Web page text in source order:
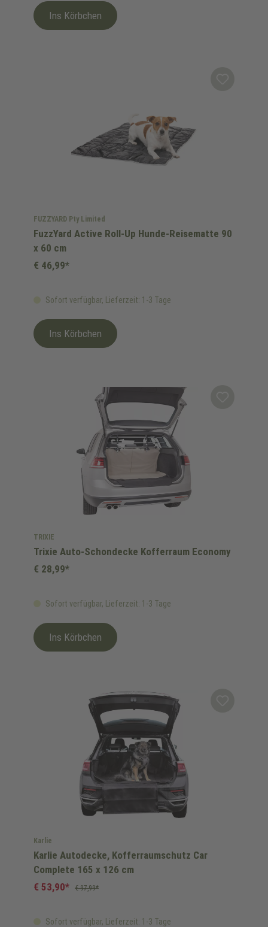
Ins Körbchen
FUZZYARD Pty Limited
FuzzYard Active Roll-Up Hunde-Reisematte 90
x 60 cm
Sofort verfügbar, Lieferzeit: 1-3 Tage
€ 46,99*
Ins Körbchen
TRIXIE
Trixie Auto-Schondecke Kofferraum Economy
Sofort verfügbar, Lieferzeit: 1-3 Tage
€ 28,99*
Ins Körbchen
Karlie
Karlie Autodecke, Kofferraumschutz Car
Complete 165 x 126 cm
Sofort verfügbar, Lieferzeit: 1-3 Tage
€ 53,90* € 97,99*